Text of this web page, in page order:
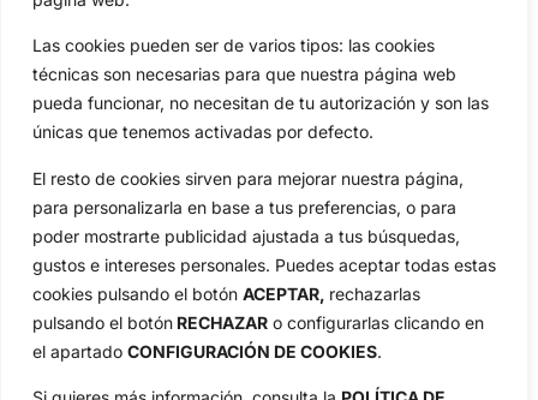
Las cookies pueden ser de varios tipos: las cookies
técnicas son necesarias para que nuestra página web
pueda funcionar, no necesitan de tu autorización y son las
únicas que tenemos activadas por defecto.
El resto de cookies sirven para mejorar nuestra página,
para personalizarla en base a tus preferencias, o para
poder mostrarte publicidad ajustada a tus búsquedas,
gustos e intereses personales. Puedes aceptar todas estas
cookies pulsando el botón ACEPTAR, rechazarlas
pulsando el botón RECHAZAR o configurarlas clicando en
el apartado CONFIGURACIÓN DE COOKIES.
Política de Cookies
Newsletters
Copyright © 2025 OpenGolf | Diseño porTecnoQuatre